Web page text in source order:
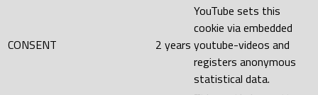
CONSENT 2 years
YouTube sets this
cookie via embedded
youtube-videos and
registers anonymous
statistical data.